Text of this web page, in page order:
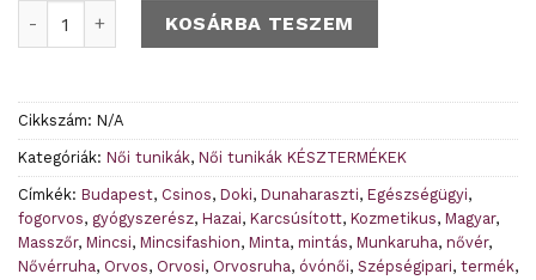
Beáta munkaruha tunika- Matyó mintás - Késztermék
KOSÁRBA TESZEM
Cikkszám: N/A
Kategóriák: Női tunikák, Női tunikák KÉSZTERMÉKEK
Címkék: Budapest, Csinos, Doki, Dunaharaszti, Egészségügyi,
fogorvos, gyógyszerész, Hazai, Karcsúsított, Kozmetikus, Magyar,
Masszőr, Mincsi, Mincsifashion, Minta, mintás, Munkaruha, nővér,
Nővérruha, Orvos, Orvosi, Orvosruha, óvónői, Szépségipari, termék,